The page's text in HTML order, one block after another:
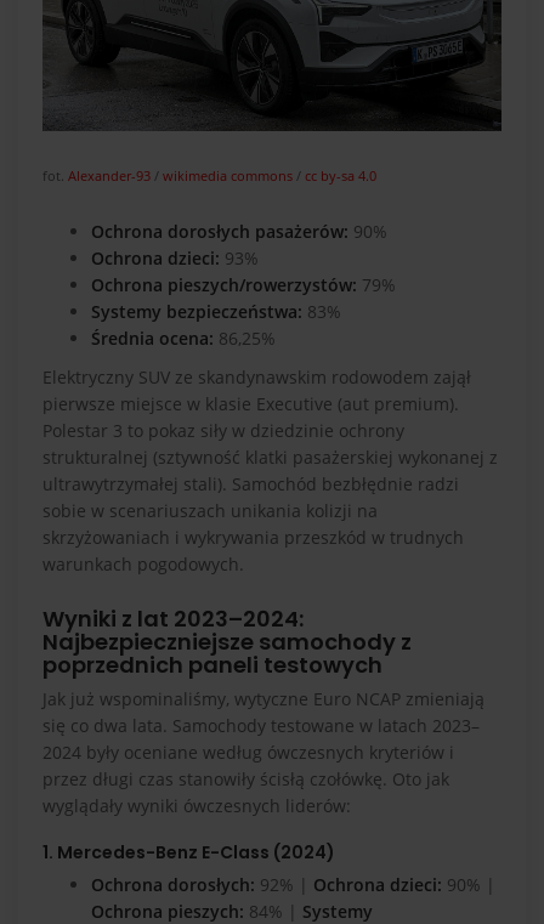
fot. Alexander-93 / wikimedia commons / cc by-sa 4.0
Ochrona dorosłych pasażerów: 90%
Ochrona dzieci: 93%
Ochrona pieszych/rowerzystów: 79%
Systemy bezpieczeństwa: 83%
Średnia ocena: 86,25%
Elektryczny SUV ze skandynawskim rodowodem zajął
pierwsze miejsce w klasie Executive (aut premium).
Polestar 3 to pokaz siły w dziedzinie ochrony
strukturalnej (sztywność klatki pasażerskiej wykonanej z
ultrawytrzymałej stali). Samochód bezbłędnie radzi
sobie w scenariuszach unikania kolizji na
skrzyżowaniach i wykrywania przeszkód w trudnych
warunkach pogodowych.
Wyniki z lat 2023–2024:
Najbezpieczniejsze samochody z
poprzednich paneli testowych
Jak już wspominaliśmy, wytyczne Euro NCAP zmieniają
się co dwa lata. Samochody testowane w latach 2023–
2024 były oceniane według ówczesnych kryteriów i
przez długi czas stanowiły ścisłą czołówkę. Oto jak
wyglądały wyniki ówczesnych liderów:
1. Mercedes-Benz E-Class (2024)
Ochrona dorosłych: 92% | Ochrona dzieci: 90% |
Ochrona pieszych: 84% | Systemy